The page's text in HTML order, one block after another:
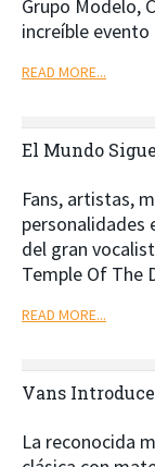
Grupo Modelo,
increíble
READ MORE...
El Mundo
Fans, artistas,
personalidades
del gran
Temple Of The
READ MORE...
Vans
La reconocida